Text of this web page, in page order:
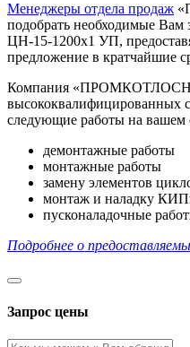
Менеджеры отдела продаж
подобрать необходимые Вам
ЦН-15-1200х1 УП,
предложение в кратчайшие
Компания
высококвалифицированных
следующие работы на вашем
демонтажные работы
монтажные работы
замену элементов
монтаж и наладку
пусконаладочные
Подробнее о
Запрос цены